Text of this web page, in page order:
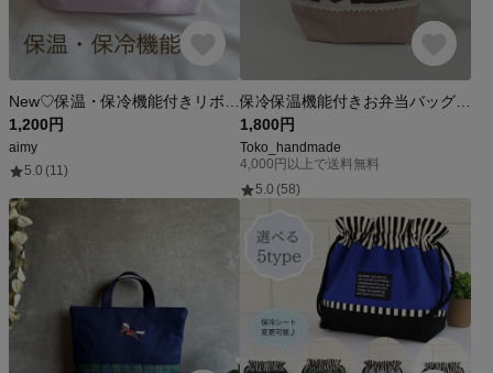
1,200円
aimy
5.0 (11)
1,800円
Toko_handmade
4,000円以上で送料無料
5.0 (58)